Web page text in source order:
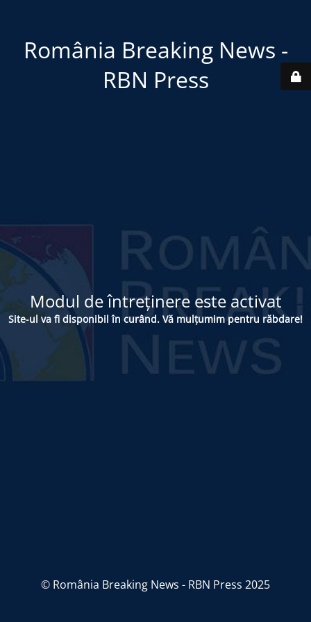
România Breaking News -
RBN Press
Modul de întreținere este activat
Site-ul va fi disponibil în curând. Vă mulțumim pentru răbdare!
© România Breaking News - RBN Press 2025